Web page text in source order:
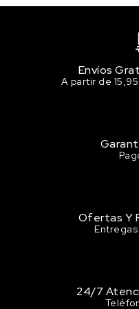
135 PRUSSIAN
3.96 €
Sin stock
137
AZUL
142 PRIMARY
2 en stock
Envíos
A partir de
Ofertas Y
24/7